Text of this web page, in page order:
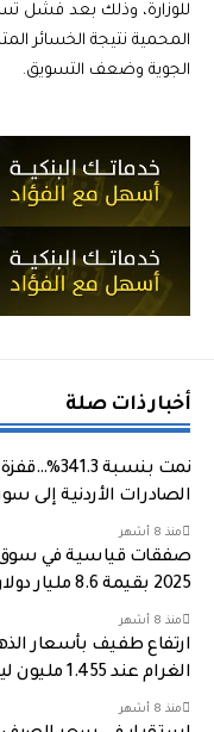
للوزارة، وذلك بعد فشل
المحمية نتيجة الخسائر
الجوية وضعف التسويق.
أخبار ذات صلة
نمت بنسبة
الصادرات الأردنية إلى
منذ 8 أشهر
صفقات قياسية في سوق
2025 بقيمة 8.6 مليار دولار
منذ 8 أشهر
ارتفاع طفيف بأسعار
الغرام عند 1.455 مليون ليرة سورية
منذ 8 أشهر